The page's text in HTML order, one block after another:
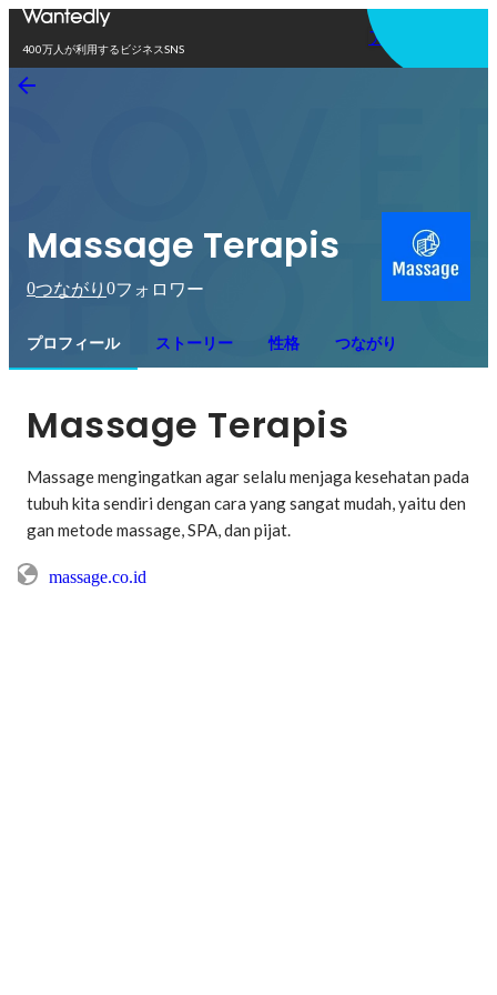
400万人が利用するビジネスSNS
アプリを使う
Massage Terapis
0つながり 0フォロワー
プロフィール ストーリー 性格 つながり
Massage Terapis
Massage mengingatkan agar selalu menjaga kesehatan pada
tubuh kita sendiri dengan cara yang sangat mudah, yaitu den
gan metode massage, SPA, dan pijat.
massage.co.id